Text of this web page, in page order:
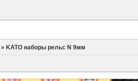
» KATO наборы рельс N 9мм